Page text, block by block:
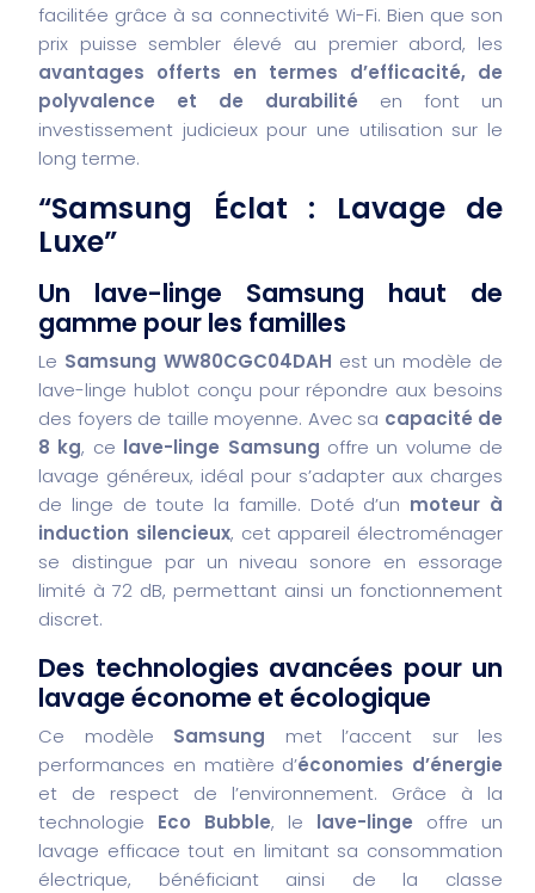
facilitée grâce à sa connectivité Wi-Fi. Bien que son
prix puisse sembler élevé au premier abord, les
avantages offerts en termes d’efficacité, de
polyvalence et de durabilité en font un
investissement judicieux pour une utilisation sur le
long terme.
“Samsung Éclat : Lavage de
Luxe”
Un lave-linge Samsung haut de
gamme pour les familles
Le Samsung WW80CGC04DAH est un modèle de
lave-linge hublot conçu pour répondre aux besoins
des foyers de taille moyenne. Avec sa capacité de
8 kg, ce lave-linge Samsung offre un volume de
lavage généreux, idéal pour s’adapter aux charges
de linge de toute la famille. Doté d’un moteur à
induction silencieux, cet appareil électroménager
se distingue par un niveau sonore en essorage
limité à 72 dB, permettant ainsi un fonctionnement
discret.
Des technologies avancées pour un
lavage économe et écologique
Ce modèle Samsung met l’accent sur les
performances en matière d’économies d’énergie
et de respect de l’environnement. Grâce à la
technologie Eco Bubble, le lave-linge offre un
lavage efficace tout en limitant sa consommation
électrique, bénéficiant ainsi de la classe